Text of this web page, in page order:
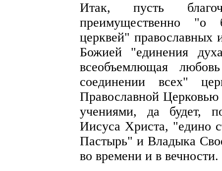
Итак, пусть
преимущественно "о
церквей" православных
Божией "единения
всеобъемлющая
соединении всех"
Православной
учениями, да будет,
Иисуса Христа, "едино
Пастырь" и Владыка
во времени и в вечности.